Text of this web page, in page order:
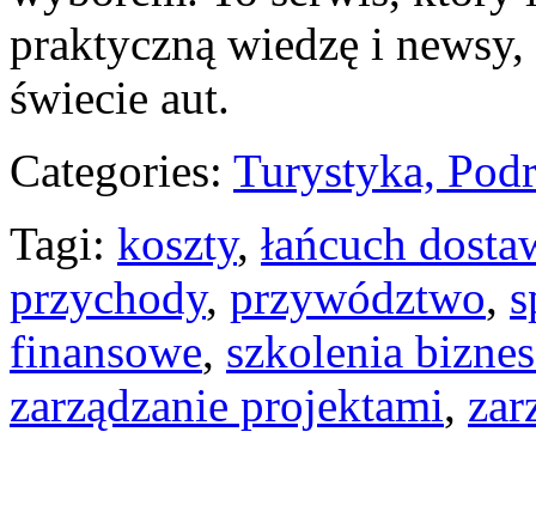
praktyczną wiedzę i
świecie aut.
Categories: Turystyka,
Tagi: koszty, łańcuch
przychody, przywództwo,
finansowe, szkolenia
zarządzanie projektami,